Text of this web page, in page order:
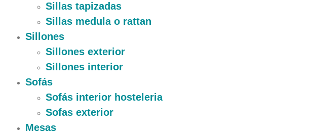
Sillas tapizadas
Sillas medula o rattan
Sillones
Sillones exterior
Sillones interior
Sofás
Sofás interior hosteleria
Sofas exterior
Mesas